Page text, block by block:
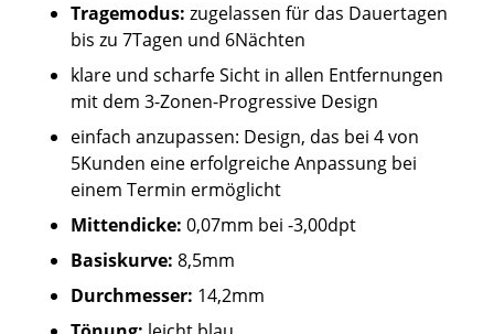
Tragemodus: zugelassen für das Dauertagen
bis zu 7Tagen und 6Nächten
klare und scharfe Sicht in allen Entfernungen
mit dem 3-Zonen-Progressive Design
einfach anzupassen: Design, das bei 4 von
5Kunden eine erfolgreiche Anpassung bei
einem Termin ermöglicht
Mittendicke: 0,07mm bei -3,00dpt
Basiskurve: 8,5mm
Durchmesser: 14,2mm